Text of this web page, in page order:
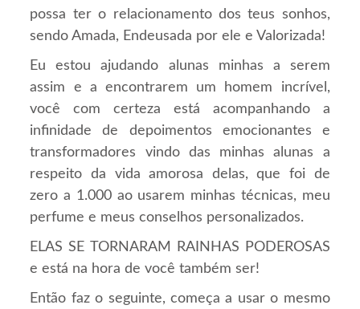
possa ter o relacionamento dos teus sonhos,
sendo Amada, Endeusada por ele e Valorizada!
Eu estou ajudando alunas minhas a serem
assim e a encontrarem um homem incrível,
você com certeza está acompanhando a
infinidade de depoimentos emocionantes e
transformadores vindo das minhas alunas a
respeito da vida amorosa delas, que foi de
zero a 1.000 ao usarem minhas técnicas, meu
perfume e meus conselhos personalizados.
ELAS SE TORNARAM RAINHAS PODEROSAS
e está na hora de você também ser!
Então faz o seguinte, começa a usar o mesmo